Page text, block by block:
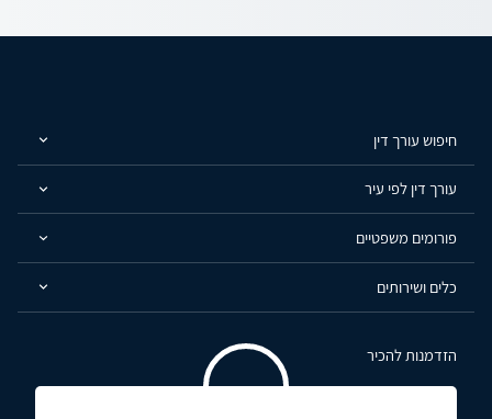
חיפוש עורך דין
עורך דין לפי עיר
פורומים משפטיים
כלים ושירותים
הזדמנות להכיר